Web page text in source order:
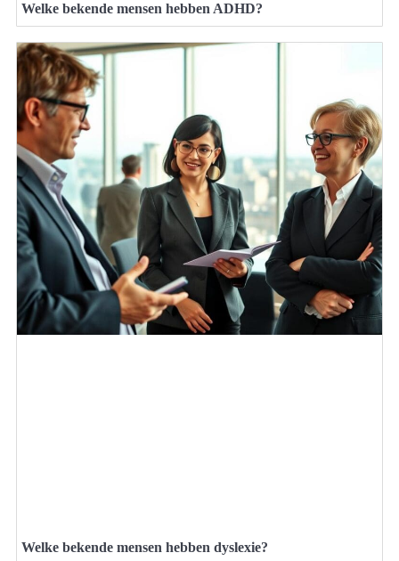
Welke bekende mensen hebben ADHD?
Welke bekende mensen hebben dyslexie?